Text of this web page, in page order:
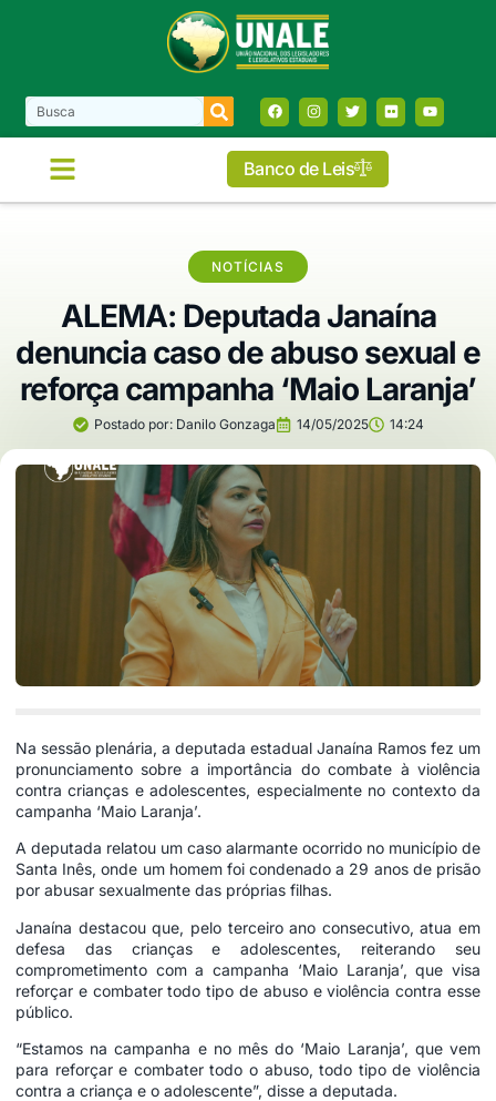
Banco de Leis
NOTÍCIAS
ALEMA: Deputada Janaína
denuncia caso de abuso sexual e
reforça campanha ‘Maio Laranja’
Postado por:Danilo Gonzaga 14/05/2025 14:24
Na sessão plenária, a deputada estadual Janaína Ramos fez um
pronunciamento sobre a importância do combate à violência
contra crianças e adolescentes, especialmente no contexto da
campanha ‘Maio Laranja’.
A deputada relatou um caso alarmante ocorrido no município de
Santa Inês, onde um homem foi condenado a 29 anos de prisão
por abusar sexualmente das próprias filhas.
Janaína destacou que, pelo terceiro ano consecutivo, atua em
defesa das crianças e adolescentes, reiterando seu
comprometimento com a campanha ‘Maio Laranja’, que visa
reforçar e combater todo tipo de abuso e violência contra esse
público.
“Estamos na campanha e no mês do ‘Maio Laranja’, que vem
para reforçar e combater todo o abuso, todo tipo de violência
contra a criança e o adolescente”, disse a deputada.